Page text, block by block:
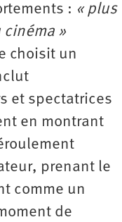
: « plus
cinéma »
choisit un
et spectatrices
en montrant
prenant le
comme un
de